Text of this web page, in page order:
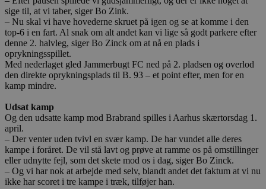
sige til, at vi taber, siger Bo Zink.
– Nu skal vi have hovederne skruet på igen og se at komme i den
top-6 i en fart. Al snak om alt andet kan vi lige så godt parkere efter
denne 2. halvleg, siger Bo Zinck om at nå en plads i
oprykningsspillet.
Med nederlaget gled Jammerbugt FC ned på 2. pladsen og overlod
den direkte oprykningsplads til B. 93 – et point efter, men for en
kamp mindre.
Udsat kamp
Og den udsatte kamp mod Brabrand spilles i Aarhus skærtorsdag 1.
april.
– Der venter uden tvivl en svær kamp. De har vundet alle deres
kampe i foråret. De vil stå lavt og prøve at ramme os på omstillinger
eller udnytte fejl, som det skete mod os i dag, siger Bo Zinck.
– Og vi har nok at arbejde med selv, blandt andet det faktum at vi nu
ikke har scoret i tre kampe i træk, tilføjer han.